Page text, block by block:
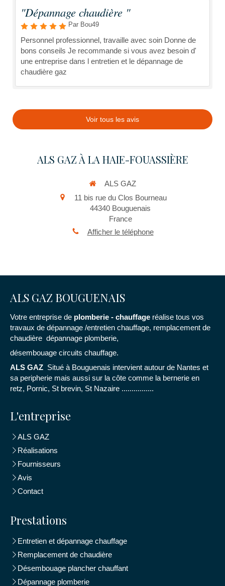
"Dépannage chaudière "
Par Bou49
Personnel professionnel, travaille avec soin Donne de
bons conseils Je recommande si vous avez besoin d'
une entreprise dans l entretien et le dépannage de
chaudière gaz
Voir tous les avis
ALS GAZ À LA HAIE-FOUASSIÈRE
ALS GAZ
11 bis rue du Clos Bourneau
44340 Bouguenais
France
Afficher le téléphone
ALS GAZ BOUGUENAIS
Votre entreprise de plomberie - chauffage réalise tous vos
travaux de dépannage /entretien chauffage, remplacement de
chaudière dépannage plomberie,
désembouage circuits chauffage.
ALS GAZ Situé à Bouguenais intervient autour de Nantes et
sa peripherie mais aussi sur la côte comme la bernerie en
retz, Pornic, St brevin, St Nazaire ................
L'entreprise
ALS GAZ
Réalisations
Fournisseurs
Avis
Contact
Prestations
Entretien et dépannage chauffage
Remplacement de chaudière
Désembouage plancher chauffant
Dépannage plomberie